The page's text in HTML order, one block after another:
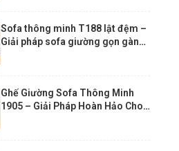
Sofa thông minh T188 lật đệm –
Giải pháp sofa giường gọn gàng
Ghế Giường Sofa Thông Minh
1905 – Giải Pháp Hoàn Hảo Cho